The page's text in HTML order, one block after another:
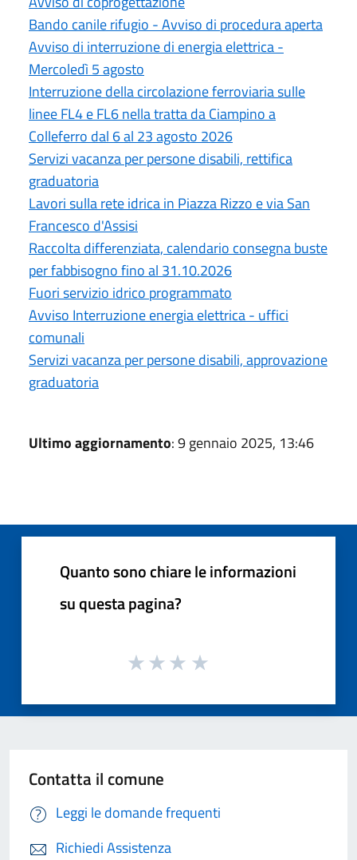
Bando canile rifugio - Avviso di procedura aperta
Avviso di interruzione di energia elettrica -
Mercoledì 5 agosto
Interruzione della circolazione ferroviaria sulle
linee FL4 e FL6 nella tratta da Ciampino a
Colleferro dal 6 al 23 agosto 2026
Servizi vacanza per persone disabili, rettifica
graduatoria
Lavori sulla rete idrica in Piazza Rizzo e via San
Francesco d'Assisi
Raccolta differenziata, calendario consegna buste
per fabbisogno fino al 31.10.2026
Fuori servizio idrico programmato
Avviso Interruzione energia elettrica - uffici
comunali
Servizi vacanza per persone disabili, approvazione
graduatoria
Ultimo aggiornamento: 9 gennaio 2025, 13:46
Quanto sono chiare le informazioni
su questa pagina?
Contatta il comune
Leggi le domande frequenti
Richiedi Assistenza